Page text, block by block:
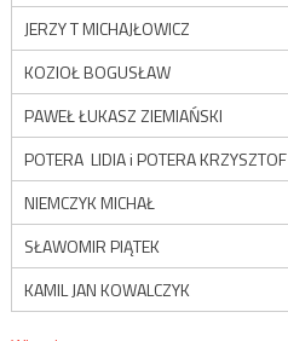
JERZY T MICHAJŁOWICZ
KOZIOŁ BOGUSŁAW
PAWEŁ ŁUKASZ ZIEMIAŃSKI
POTERA LIDIA i POTERA KRZYSZTOF
NIEMCZYK MICHAŁ
SŁAWOMIR PIĄTEK
KAMIL JAN KOWALCZYK